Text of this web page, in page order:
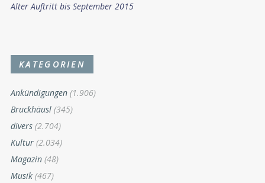
Alter Auftritt bis September 2015
KATEGORIEN
Ankündigungen (1.906)
Bruckhäusl (345)
divers (2.704)
Kultur (2.034)
Magazin (48)
Musik (467)